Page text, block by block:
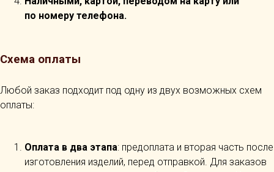
по номеру телефона.
Схема оплаты
Любой заказ подходит под одну из двух возможных схем
оплаты:
Оплата в два этапа: предоплата и вторая часть после
изготовления изделий, перед отправкой. Для заказов